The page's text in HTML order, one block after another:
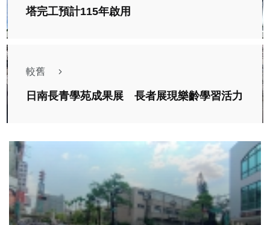
塔完工預計115年啟用
較舊
日南長青學苑成果展 長者展現樂齡學習活力